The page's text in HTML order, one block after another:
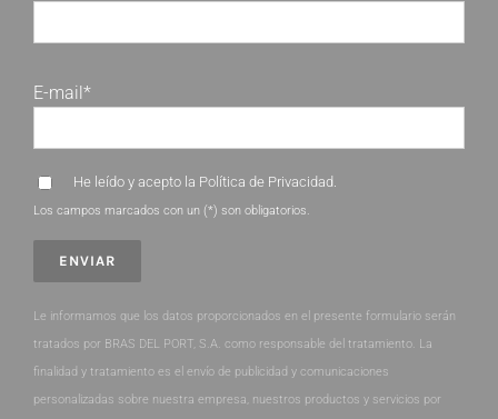
E-mail*
He leído y acepto la Política de Privacidad.
Los campos marcados con un (*) son obligatorios.
Le informamos que los datos proporcionados en el presente formulario serán
tratados por BRAS DEL PORT, S.A. como responsable del tratamiento. La
finalidad y tratamiento es el envío de publicidad y comunicaciones
personalizadas sobre nuestra empresa, nuestros productos y servicios por